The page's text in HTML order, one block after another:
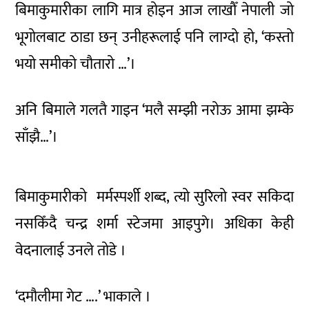
बिमाकुमारीका लागि मात्र होइन आज लाखौँ नेपाली जो
भूगोलबाट ठाडा छन् उनीहरूलाई पनि लाग्दो हो, ‘कस्तो
भयो समीको चौतारो …’।
अनि बिमाले गलतै गाइन ‘मलै सम्झी नरोऊ आमा झम्के
साँझै…’।
बिमाकुमारीको मर्मस्पर्शी शब्द, त्यो सुरिलो स्वर सकिदा
नसकिँदै चन्द्र शर्मा स्टेजमा आइपुगे। अधिका केही
वेदनालाई उनले तोडे ।
‘दमौलीमा गेट ….’ भाकाले ।